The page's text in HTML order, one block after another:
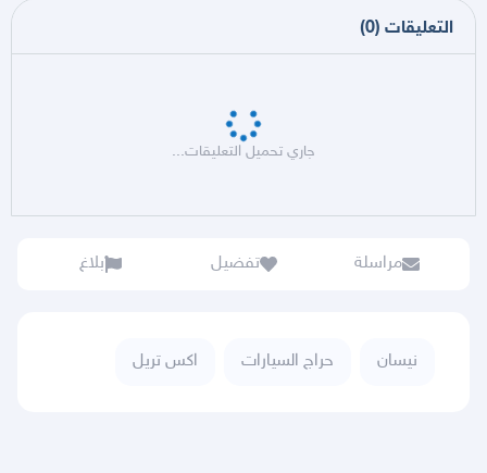
التعليقات (
0
)
جاري تحميل التعليقات...
مراسلة تفضيل بلاغ
نيسان حراج السيارات اكس تريل